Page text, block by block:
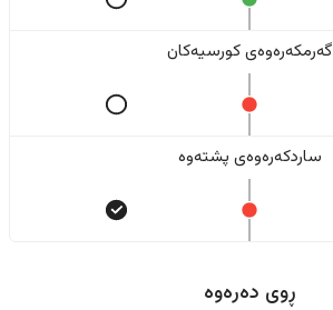
گەرمکەرەوەی کورسیەکان
ساردکەرەوەی پشتەوە
ڕوی دەرەوە